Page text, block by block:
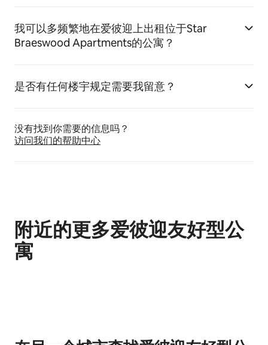
我可以多频繁地在爱彼迎上出租位于Star
Braeswood Apartments的公寓？
是否有任何楼宇规定需要我留意？
没有找到你需要的信息吗？
访问我们的帮助中心
附近的更多爱彼迎友好型公
寓